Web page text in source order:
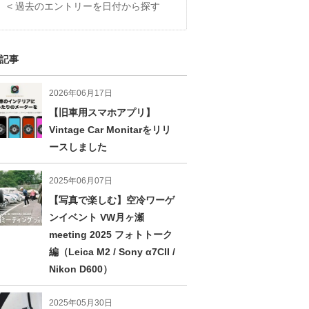
< 過去のエントリーを日付から探す
事
2026年06月17日
【旧車用スマホアプリ】
Vintage Car Monitarをリリ
ースしました
2025年06月07日
【写真で楽しむ】空冷ワーゲ
ンイベント VW月ヶ瀬
meeting 2025 フォトトーク
編（Leica M2 / Sony α7CII /
Nikon D600）
2025年05月30日